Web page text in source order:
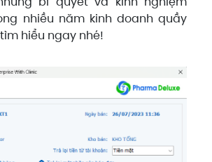
nhiều năm kinh doanh quầy
hiểu ngay nhé!